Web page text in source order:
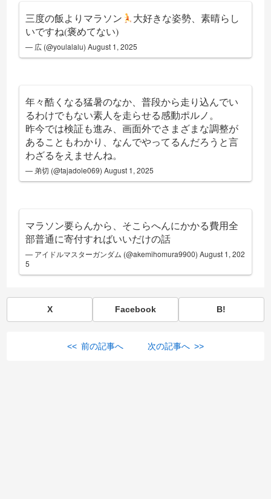
三度の飯よりマラソン
大好きな姿勢、素晴らし
いですね(褒めてない)
— 広 (@youlalalu)August 1, 2025
年々酷くなる猛暑のなか、普段から走り込んでい
るわけでもない素人を走らせる感動ポルノ。
昨今では検証も進み、画面外でさまざまな調整が
あることもわかり、なんでやってるんだろうと言
わざるをえませんね。
— 弟切 (@tajadole069)August 1, 2025
マラソン要らんから、そこらへんにかかる費用全
部普通に寄付すればいいだけの話
— アイドルマスターガンダム (@akemihomura9900)August 1, 202
5
X Facebook B!
<< 前の記事へ 次の記事へ >>